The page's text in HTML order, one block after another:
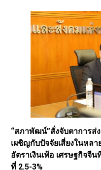
“สภาพัฒน์”สั่งจับตาการส่
เผชิญกับปัจจัยเสี่ยงในหล
อัตราเงินเฟ้อ เศรษฐกิจจี
ที่ 2.5-3%